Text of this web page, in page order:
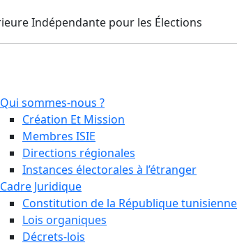
Qui sommes-nous ?
Création Et Mission
Membres ISIE
Directions régionales
Instances électorales à l’étranger
Cadre Juridique
Constitution de la République tunisienne
Lois organiques
Décrets-lois